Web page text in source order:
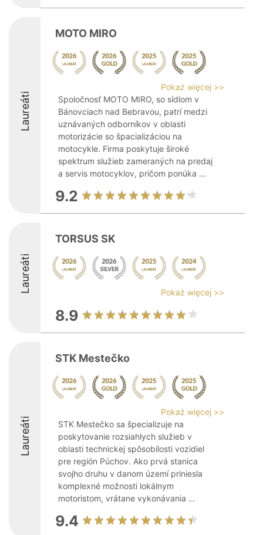
Laureáti
MOTO MIRO
Pokaż więcej >>
Spoločnosť MOTO MIRO, so sídlom v
Bánovciach nad Bebravou, patrí medzi
uznávaných odborníkov v oblasti
motorizácie so špacializáciou na
motocykle. Firma poskytuje široké
spektrum služieb zameraných na predaj
a servis motocyklov, pričom ponúka ...
9.2
Laureáti
TORSUS SK
Pokaż więcej >>
8.9
Laureáti
STK Mestečko
Pokaż więcej >>
STK Mestečko sa špecializuje na
poskytovanie rozsiahlych služieb v
oblasti technickej spôsobilosti vozidiel
pre región Púchov. Ako prvá stanica
svojho druhu v danom území priniesla
komplexné možnosti lokálnym
motoristom, vrátane vykonávania ...
9.4